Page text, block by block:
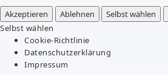
Akzeptieren
Ablehnen Selbst wählen
Selbst wählen
Cookie-Richtlinie
Datenschutzerklärung
Impressum